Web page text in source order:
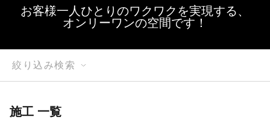
お客様一人ひとりのワクワクを実現する、
オンリーワンの空間です！
絞り込み検索
施工 一覧